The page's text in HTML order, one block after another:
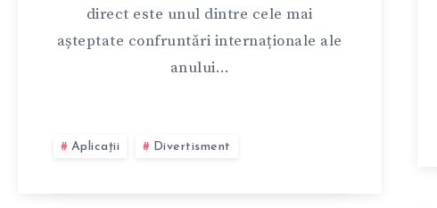
direct este unul dintre cele mai
așteptate confruntări internaționale ale
anului…
Aplicații Divertisment